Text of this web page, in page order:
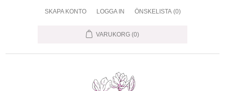
SKAPA KONTO LOGGA IN ÖNSKELISTA (0)
VARUKORG (0)